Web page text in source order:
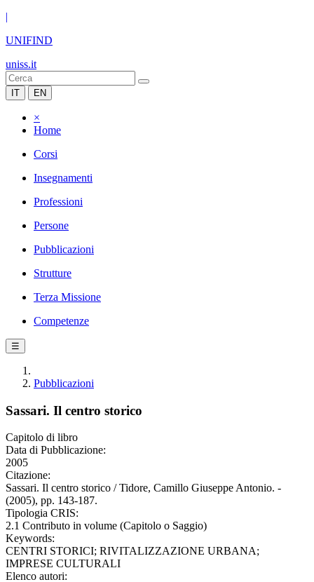
|
UNIFIND
uniss.it
IT EN
×
Home
Corsi
Insegnamenti
Professioni
Persone
Pubblicazioni
Strutture
Terza Missione
Competenze
☰
Pubblicazioni
Sassari. Il centro storico
Capitolo di libro
Data di Pubblicazione:
2005
Citazione:
Sassari. Il centro storico / Tidore, Camillo Giuseppe Antonio. -
(2005), pp. 143-187.
Tipologia CRIS:
2.1 Contributo in volume (Capitolo o Saggio)
Keywords:
CENTRI STORICI; RIVITALIZZAZIONE URBANA;
IMPRESE CULTURALI
Elenco autori: